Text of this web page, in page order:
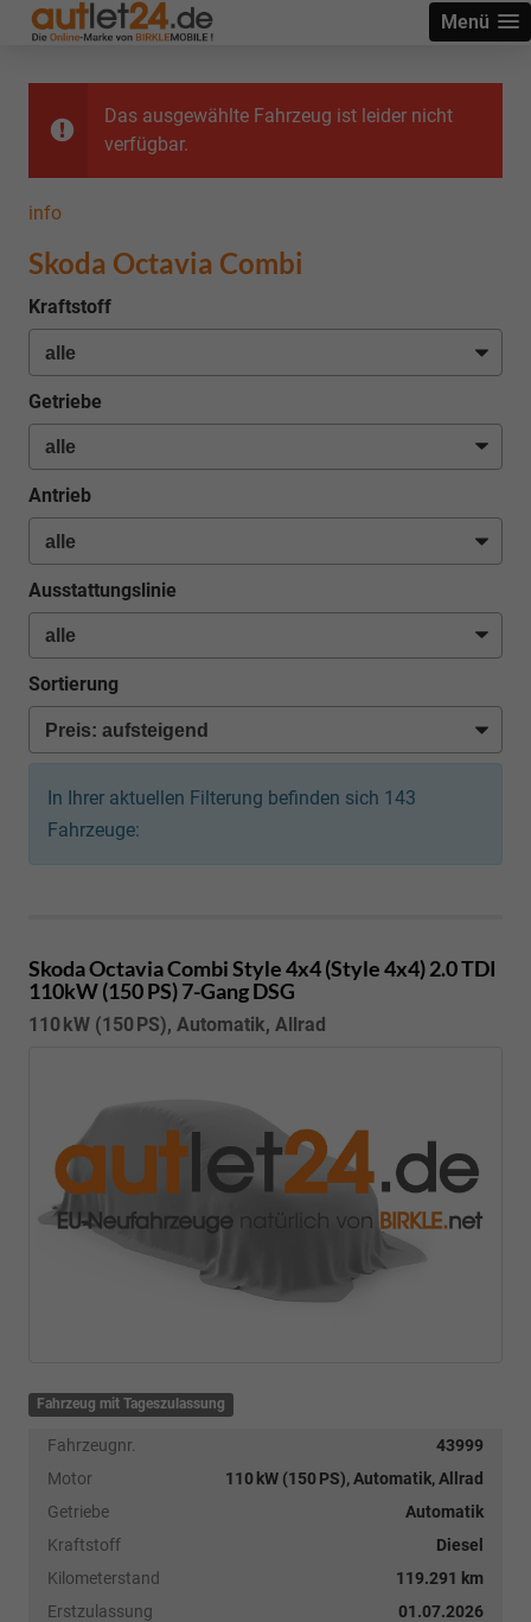
Menü
Das ausgewählte Fahrzeug ist leider nicht
verfügbar.
info
Skoda Octavia Combi
Kraftstoff
Getriebe
Antrieb
Ausstattungslinie
Sortierung
In Ihrer aktuellen Filterung befinden sich 143
Fahrzeuge:
Skoda Octavia CombiStyle 4x4 (Style 4x4) 2.0 TDI
110kW (150 PS) 7-Gang DSG
110 kW (150 PS), Automatik, Allrad
Fahrzeug mit Tageszulassung
Fahrzeugnr.
43999
Motor
110 kW (150 PS), Automatik, Allrad
Getriebe
Automatik
Kraftstoff
Diesel
Kilometerstand
119.291 km
Erstzulassung
01.07.2026